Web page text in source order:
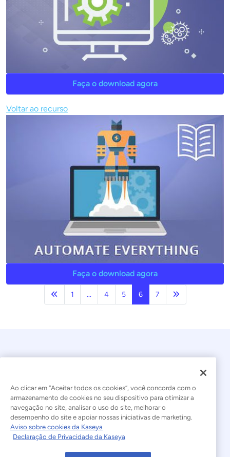
Faça o download agora
Voltar ao recurso
Faça o download agora
Anterior
1 ... 4 5 6 7 Próxima página
© 2026 Kaseya. Todos os direitos reservados.
Português Brasileiro
Declaração sobre a Escravidão Moderna
Ao clicar em “Aceitar todos os cookies”, você concorda com o
armazenamento de cookies no seu dispositivo para otimizar a
navegação no site, analisar o uso do site, melhorar o
desempenho do site e apoiar nossas iniciativas de marketing.
Aviso sobre cookies da Kaseya
Declaração de Privacidade da Kaseya